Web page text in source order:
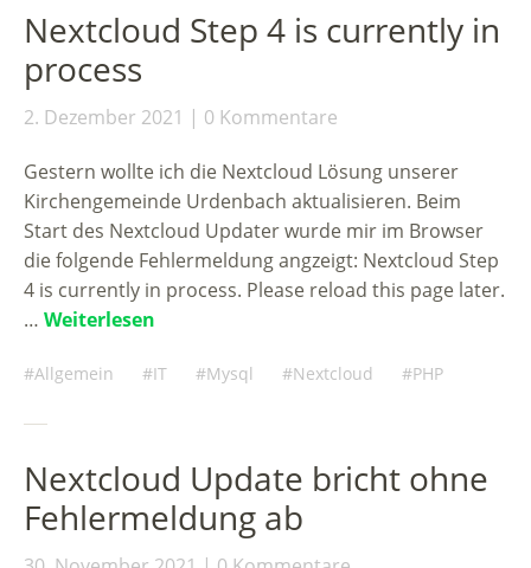
Nextcloud Step 4 is currently in
process
2. Dezember 2021 0 Kommentare
Gestern wollte ich die Nextcloud Lösung unserer
Kirchengemeinde Urdenbach aktualisieren. Beim
Start des Nextcloud Updater wurde mir im Browser
die folgende Fehlermeldung angzeigt: Nextcloud Step
4 is currently in process. Please reload this page later.
… Weiterlesen
Allgemein IT Mysql Nextcloud PHP
Nextcloud Update bricht ohne
Fehlermeldung ab